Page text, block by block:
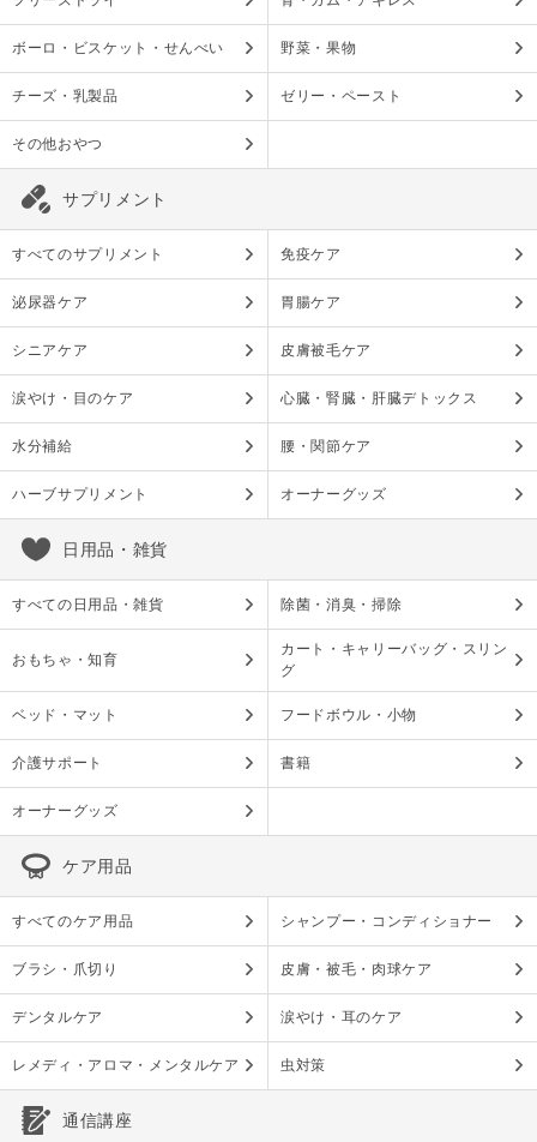
ボーロ・ビスケット・せんべい 野菜・果物
チーズ・乳製品 ゼリー・ペースト
その他おやつ
サプリメント
すべてのサプリメント 免疫ケア
泌尿器ケア 胃腸ケア
シニアケア 皮膚被毛ケア
涙やけ・目のケア 心臓・腎臓・肝臓デトックス
水分補給 腰・関節ケア
ハーブサプリメント オーナーグッズ
日用品・雑貨
すべての日用品・雑貨 除菌・消臭・掃除
おもちゃ・知育
カート・キャリーバッグ・スリン
グ
ベッド・マット フードボウル・小物
介護サポート 書籍
オーナーグッズ
ケア用品
すべてのケア用品 シャンプー・コンディショナー
ブラシ・爪切り 皮膚・被毛・肉球ケア
デンタルケア 涙やけ・耳のケア
レメディ・アロマ・メンタルケア 虫対策
通信講座